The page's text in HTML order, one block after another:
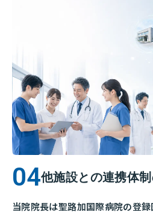
他施設との連携体
当院院長は聖路加国際病院の登